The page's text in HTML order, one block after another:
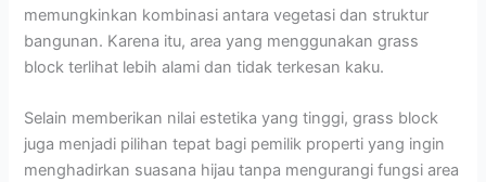
memungkinkan kombinasi antara vegetasi dan struktur
bangunan. Karena itu, area yang menggunakan grass
block terlihat lebih alami dan tidak terkesan kaku.
Selain memberikan nilai estetika yang tinggi, grass block
juga menjadi pilihan tepat bagi pemilik properti yang ingin
menghadirkan suasana hijau tanpa mengurangi fungsi area